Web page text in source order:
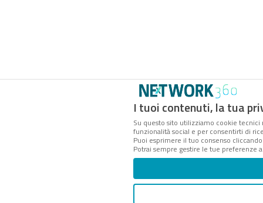
I tuoi contenuti, la tua
Su questo sito utilizziamo cookie
funzionalità social e per consentirti di
Puoi esprimere il tuo consenso
Potrai sempre gestire le tue preferenze